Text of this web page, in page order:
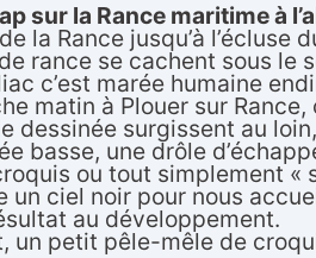
sur la Rance maritime à
Rance jusqu’à l’écluse
rance se cachent sous le
c’est marée humaine
matin à Plouer sur
surgissent au
une drôle
ou tout simplement
ciel noir pour nous
au développement.
un petit pêle-mêle de